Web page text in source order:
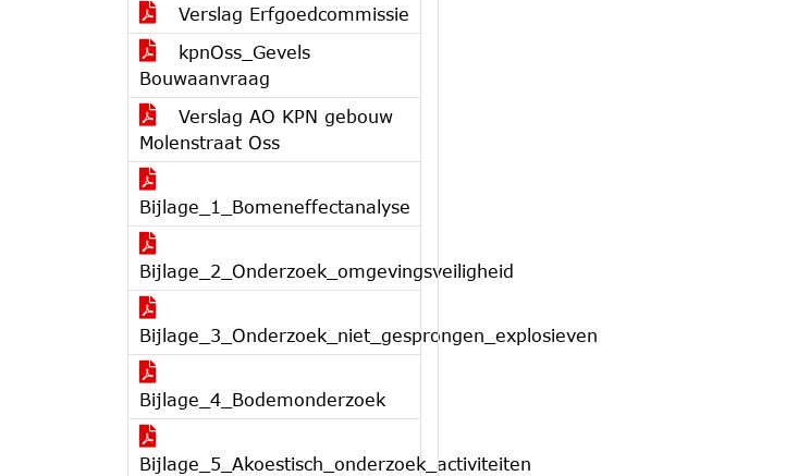
Verslag Erfgoedcommissie
kpnOss_Gevels
Bouwaanvraag
Verslag AO KPN gebouw
Molenstraat Oss
Bijlage_1_Bomeneffectanalyse
Bijlage_2_Onderzoek_omgevingsveiligheid
Bijlage_3_Onderzoek_niet_gesprongen_explosieven
Bijlage_4_Bodemonderzoek
Bijlage_5_Akoestisch_onderzoek_activiteiten